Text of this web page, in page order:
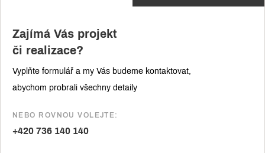
Zajímá Vás projekt
či realizace?
Vyplňte formulář a my Vás budeme kontaktovat,
abychom probrali všechny detaily
NEBO ROVNOU VOLEJTE:
+420 736 140 140